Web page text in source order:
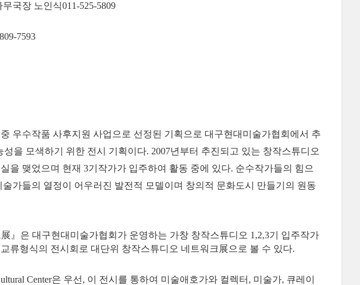
국장 노인식011-525-5809
7593
우수작품 사후지원 사업으로 선정된 기획으로 대구현대미술가협회에서 추
을 모색하기 위한 전시 기획이다. 2007년부터 추진되고 있는 창작스튜디오
을 맺었으며 현재 3기작가가 입주하여 활동 중에 있다. 순수작가들의 힘으
가들의 열정이 어우러진 발전적 모델이며 창의적 문화도시 만들기의 원동
』은 대구현대미술가협회가 운영하는 가창 창작스튜디오 1,2,3기 입주작가
류형식의 전시회로 대단위 창작스튜디오 네트워크展으로 볼 수 있다.
Center은 우선, 이 전시를 통하여 미술애호가와 컬렉터, 미술가, 큐레이